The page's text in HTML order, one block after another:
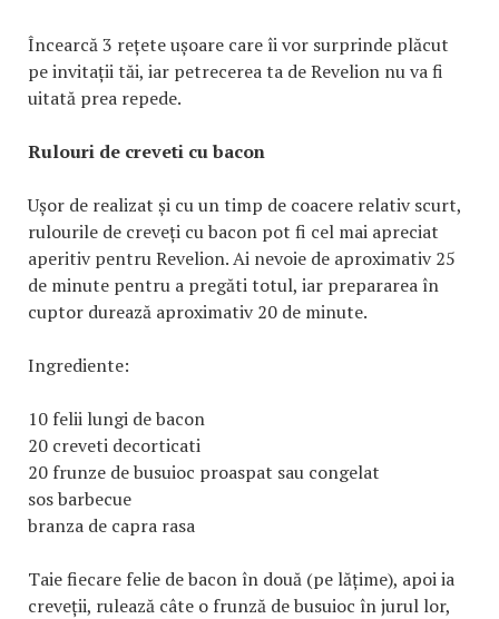
Încearcă 3 rețete ușoare care îi vor surprinde plăcut
pe invitații tăi, iar petrecerea ta de Revelion nu va fi
uitată prea repede.
Rulouri de creveti cu bacon
Ușor de realizat și cu un timp de coacere relativ scurt,
rulourile de creveți cu bacon pot fi cel mai apreciat
aperitiv pentru Revelion. Ai nevoie de aproximativ 25
de minute pentru a pregăti totul, iar prepararea în
cuptor durează aproximativ 20 de minute.
Ingrediente:
10 felii lungi de bacon
20 creveti decorticati
20 frunze de busuioc proaspat sau congelat
sos barbecue
branza de capra rasa
Taie fiecare felie de bacon în două (pe lățime), apoi ia
creveții, rulează câte o frunză de busuioc în jurul lor,